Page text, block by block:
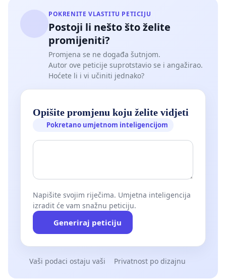
POKRENITE VLASTITU PETICIJU
Postoji li nešto što želite
promijeniti?
Promjena se ne događa šutnjom.
Autor ove peticije suprotstavio se i angažirao.
Hoćete li i vi učiniti jednako?
Opišite promjenu koju želite vidjeti
Pokretano umjetnom inteligencijom
Napišite svojim riječima. Umjetna inteligencija
izradit će vam snažnu peticiju.
Generiraj peticiju
Vaši podaci ostaju vaši Privatnost po dizajnu